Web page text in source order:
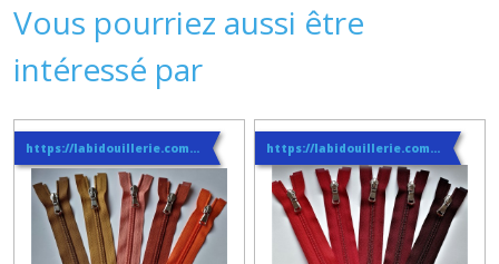
Vous pourriez aussi être
intéressé par
https://labidouillerie.com/page/356991-INFO-SUR-LES-LIVRAISONS.html https://labidouillerie.com/page/356991-INFO-SUR-LES-LIVRAISONS.html